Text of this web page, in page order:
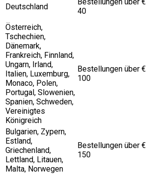
Deutschland
Bestellungen über €
40
Österreich,
Tschechien,
Dänemark,
Frankreich, Finnland,
Ungarn, Irland,
Italien, Luxemburg,
Monaco, Polen,
Portugal, Slowenien,
Spanien, Schweden,
Vereinigtes
Königreich
Bestellungen über €
100
Bulgarien, Zypern,
Estland,
Griechenland,
Lettland, Litauen,
Malta, Norwegen
Bestellungen über €
150